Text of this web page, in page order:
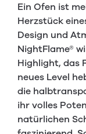
Ein Ofen ist
Herzstück
Design und
NightFlame®
Highlight, das
neues Level
die
ihr volles
natürlichen